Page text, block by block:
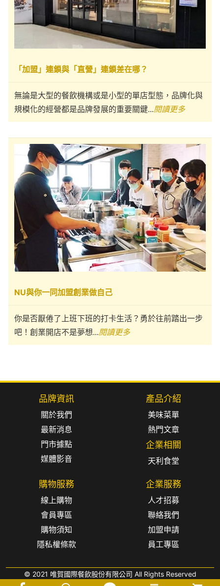
「加盟」連鎖與「直營」連鎖差在哪？
無論是大型的餐飲機構或是小型的單店型態，品牌化與
規模化的經營都是品牌發展的重要關鍵...閱讀更多
NU與你一同加盟創業做自己
你是否厭倦了上班下班的打卡生活？勇於往前踏出一步
吧！創業開店不是夢想...閱讀更多
品牌資訊
關於我們
最新消息
門市據點
媒體影音
產品介紹
美味菜單
熱門文章
企業相關
天利食堂
購物服務
線上購物
會員專區
購物須知
隱私權條款
企業服務
人才招募
聯絡我們
加盟申請
員工專區
© 2021 唯賀國際餐飲股份有限公司 All Rights Reserved